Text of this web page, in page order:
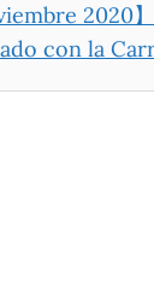
2020】
con la